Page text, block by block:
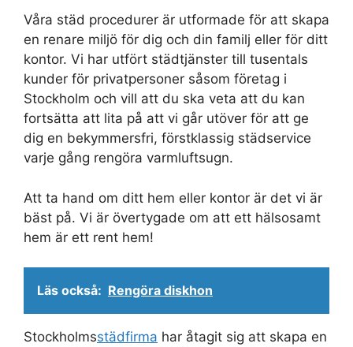
Våra städ procedurer är utformade för att skapa
en renare miljö för dig och din familj eller för ditt
kontor. Vi har utfört städtjänster till tusentals
kunder för privatpersoner såsom företag i
Stockholm och vill att du ska veta att du kan
fortsätta att lita på att vi går utöver för att ge
dig en bekymmersfri, förstklassig städservice
varje gång rengöra varmluftsugn.
Att ta hand om ditt hem eller kontor är det vi är
bäst på. Vi är övertygade om att ett hälsosamt
hem är ett rent hem!
Läs också: Rengöra diskhon
Stockholmsstädfirma har åtagit sig att skapa en